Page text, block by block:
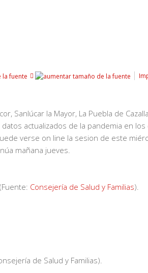
Sanlúcar la Mayor, La Puebla de
actualizados de la pandemia en
verse on line la sesion de este
mañana jueves.
Consejería de Salud y Familias).
de Salud y Familias).